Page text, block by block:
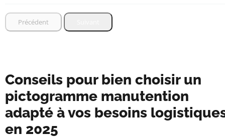
Précédent
Conseils pour bien choisir un
pictogramme manutention
adapté à vos besoins
en 2025